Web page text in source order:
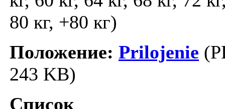
80 кг, +80 кг)
Положение: Prilojenie
243 KB)
Список